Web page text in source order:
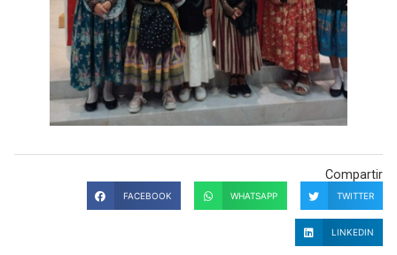
Compartir
FACEBOOK WHATSAPP TWITTER
LINKEDIN